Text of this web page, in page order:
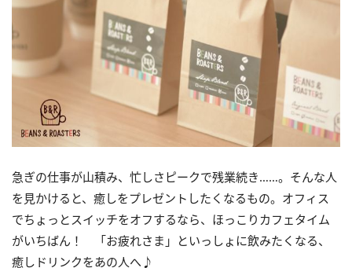
急ぎの仕事が山積み、忙しさピークで残業続き……。そんな人
を見かけると、癒しをプレゼントしたくなるもの。オフィス
でちょっとスイッチをオフするなら、ほっこりカフェタイム
がいちばん！ 「お疲れさま」といっしょに飲みたくなる、
癒しドリンクをあの人へ♪